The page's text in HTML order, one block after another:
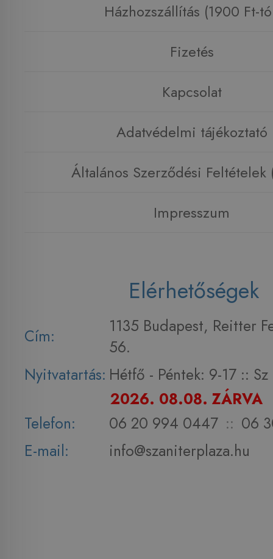
Házhozszállítás (1900 Ft-
Fizetés
Kapcsolat
Adatvédelmi tájékoztató
Általános Szerződési Feltételek
Impresszum
Elérhetőségek
Cím:
1135 Budapest, Reitter
56.
Nyitvatartás: Hétfő - Péntek: 9-17 :: Sz
2026. 08.08. ZÁRVA
Telefon:
06 20 994 0447 :: 06
E-mail:
info@szaniterplaza.hu